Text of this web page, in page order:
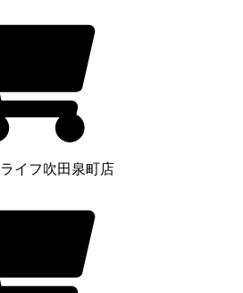
ライフ吹田泉町店